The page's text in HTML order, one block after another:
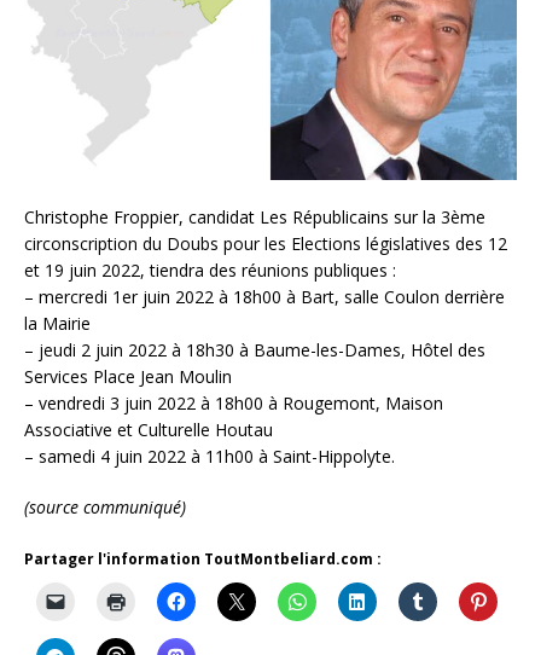
Christophe Froppier, candidat Les Républicains sur la 3ème
circonscription du Doubs pour les Elections législatives des 12
et 19 juin 2022, tiendra des réunions publiques :
– mercredi 1er juin 2022 à 18h00 à Bart, salle Coulon derrière
la Mairie
– jeudi 2 juin 2022 à 18h30 à Baume-les-Dames, Hôtel des
Services Place Jean Moulin
– vendredi 3 juin 2022 à 18h00 à Rougemont, Maison
Associative et Culturelle Houtau
– samedi 4 juin 2022 à 11h00 à Saint-Hippolyte.
(source communiqué)
Partager l'information ToutMontbeliard.com :